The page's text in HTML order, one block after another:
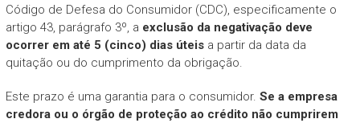
Código de Defesa do Consumidor (CDC), especificamente o
artigo 43, parágrafo 3º, a exclusão da negativação deve
ocorrer em até 5 (cinco) dias úteisa partir da data da
quitação ou do cumprimento da obrigação.
Este prazo é uma garantia para o consumidor. Se a empresa
credora ou o órgão de proteção ao crédito não cumprirem